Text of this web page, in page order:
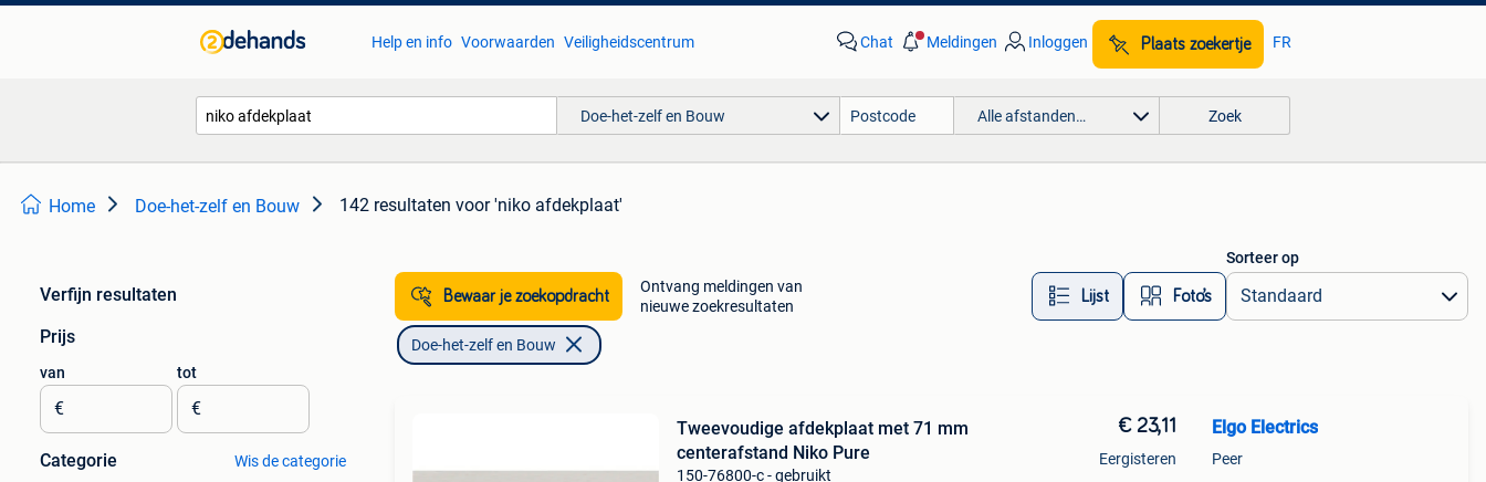
Help en info Voorwaarden Veiligheidscentrum Chat Meldingen Inloggen Plaats zoekertje FR
Doe-het-zelf en Bouw Alle afstanden… Zoek
Home Doe-het-zelf en Bouw 142 resultaten voor 'niko afdekplaat'
Verfijn resultaten
Prijs
van
€
tot
€
Categorie Wis de categorie
Bewaar je zoekopdracht
Ontvang meldingen van
nieuwe zoekresultaten
Lijst Foto’s
Sorteer op
Doe-het-zelf en Bouw
Tweevoudige afdekplaat met 71 mm
centerafstand Niko Pure
150-76800-c - gebruikt
€ 23,11
Eergisteren
Elgo Electrics
Peer